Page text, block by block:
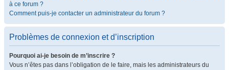
à ce forum ?
Comment puis-je contacter un administrateur du forum ?
Problèmes de connexion et d’inscription
Pourquoi ai-je besoin de m’inscrire ?
Vous n’êtes pas dans l’obligation de le faire, mais les administrateurs du